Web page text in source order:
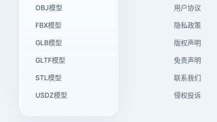
OBJ模型
FBX模型
GLB模型
GLTF模型
STL模型
USDZ模型
用户协议
隐私政策
版权声明
免责声明
联系我们
侵权投诉